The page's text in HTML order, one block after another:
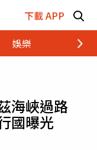
下載 APP
娛樂 財經
海峽過路
國曝光